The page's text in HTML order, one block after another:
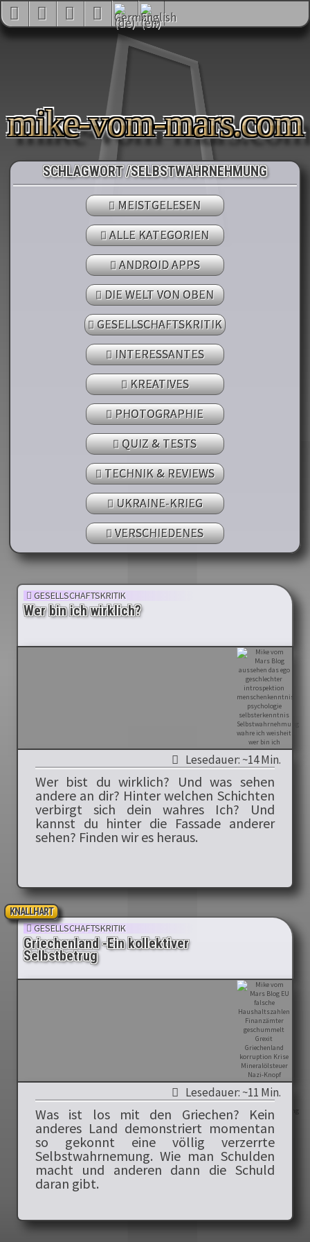
mike-vom-mars.com
SCHLAGWORT /SELBSTWAHRNEHMUNG
MEISTGELESEN
ALLE KATEGORIEN
ANDROID APPS
DIE WELT VON OBEN
GESELLSCHAFTSKRITIK
INTERESSANTES
KREATIVES
PHOTOGRAPHIE
QUIZ & TESTS
TECHNIK & REVIEWS
UKRAINE-KRIEG
VERSCHIEDENES
GESELLSCHAFTSKRITIK
Wer bin ich wirklich?
Lesedauer: ~14 Min.
Wer bist du wirklich? Und was sehen
andere an dir? Hinter welchen Schichten
verbirgt sich dein wahres Ich? Und
kannst du hinter die Fassade anderer
sehen? Finden wir es heraus.
KNALLHART
GESELLSCHAFTSKRITIK
Griechenland -Ein kollektiver
Selbstbetrug
Lesedauer: ~11 Min.
Was ist los mit den Griechen? Kein
anderes Land demonstriert momentan
so gekonnt eine völlig verzerrte
Selbstwahrnemung. Wie man Schulden
macht und anderen dann die Schuld
daran gibt.